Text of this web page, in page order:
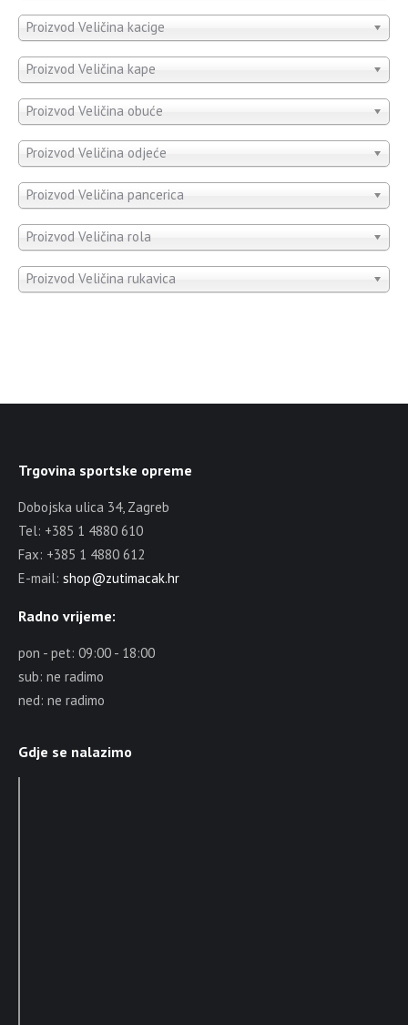
Proizvod Veličina kacige
Proizvod Veličina kape
Proizvod Veličina obuće
Proizvod Veličina odjeće
Proizvod Veličina pancerica
Proizvod Veličina rola
Proizvod Veličina rukavica
Trgovina sportske opreme
Dobojska ulica 34, Zagreb
Tel: +385 1 4880 610
Fax: +385 1 4880 612
E-mail: shop@zutimacak.hr
Radno vrijeme:
pon - pet: 09:00 - 18:00
sub: ne radimo
ned: ne radimo
Gdje se nalazimo